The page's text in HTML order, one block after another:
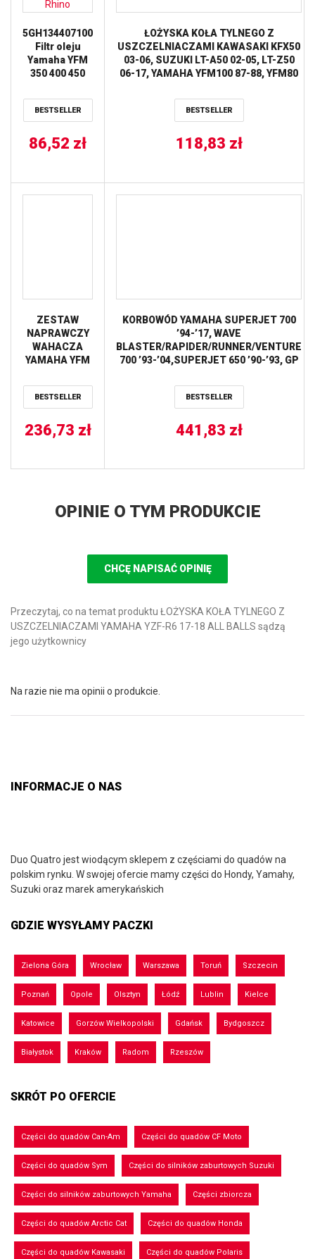
5GH134407100
Filtr oleju
Yamaha YFM
350 400 450
Kodiak Grizzly
Rhino
BESTSELLER
86,52 zł
ŁOŻYSKA KOŁA TYLNEGO Z
USZCZELNIACZAMI KAWASAKI KFX50
03-06, SUZUKI LT-A50 02-05, LT-Z50
06-17, YAMAHA YFM100 87-88, YFM80
BESTSELLER
118,83 zł
ZESTAW
NAPRAWCZY
WAHACZA
YAMAHA YFM
’06-’18 PROX
BESTSELLER
236,73 zł
KORBOWÓD YAMAHA SUPERJET 700
’94-’17, WAVE
BLASTER/RAPIDER/RUNNER/VENTURE
700 ’93-’04,SUPERJET 650 ’90-’93, GP
1200 ’99-’04 (SKUTER WODNY) (62T-
11651-00) PROX
BESTSELLER
441,83 zł
OPINIE O TYM PRODUKCIE
CHCĘ NAPISAĆ OPINIĘ
Przeczytaj, co na temat produktu ŁOŻYSKA KOŁA TYLNEGO Z
USZCZELNIACZAMI YAMAHA YZF-R6 17-18 ALL BALLS sądzą
jego użytkownicy
Na razie nie ma opinii o produkcie.
INFORMACJE O NAS
Duo Quatro jest wiodącym sklepem z częściami do quadów na
polskim rynku. W swojej ofercie mamy części do Hondy, Yamahy,
Suzuki oraz marek amerykańskich
GDZIE WYSYŁAMY PACZKI
Zielona Góra Wrocław Warszawa Toruń Szczecin
Poznań Opole Olsztyn Łódź Lublin Kielce
Katowice Gorzów Wielkopolski Gdańsk Bydgoszcz
Białystok Kraków Radom Rzeszów
SKRÓT PO OFERCIE
Części do quadów Can-Am Części do quadów CF Moto
Części do quadów Sym Części do silników zaburtowych Suzuki
Części do silników zaburtowych Yamaha Części zbiorcza
Części do quadów Arctic Cat Części do quadów Honda
Części do quadów Kawasaki Części do quadów Polaris